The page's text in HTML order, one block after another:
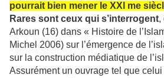
pourrait bien mener le XXI me
Rares sont ceux qui s’interrogent,
Arkoun (16) dans « Histoire de
Michel 2006) sur l’émergence de
sur la construction médiatique de
Assurément un ouvrage tel que